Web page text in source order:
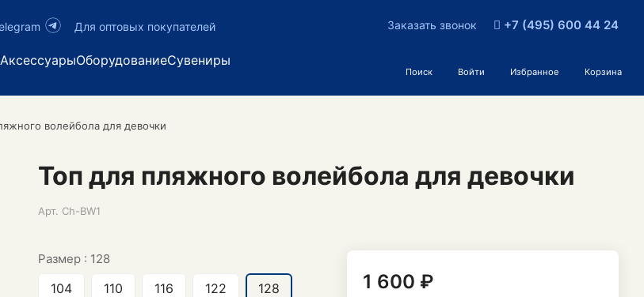
Для оптовых покупателей
АксессуарыОборудованиеСувениры
Заказать звонок +7 (495) 600 44 24
Поиск Войти Избранное Корзина
волейбола для девочки
Топ для пляжного волейбола для девочки
Арт. Ch-BW1
Размер : 128
104 110 116 122 128 1 600 ₽